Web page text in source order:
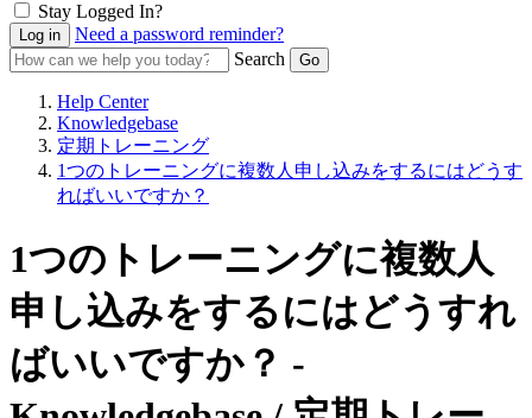
Stay Logged In?
Need a password reminder?
Search
Help Center
Knowledgebase
定期トレーニング
1つのトレーニングに複数人申し込みをするにはどうす
ればいいですか？
1つのトレーニングに複数人
申し込みをするにはどうすれ
ばいいですか？ -